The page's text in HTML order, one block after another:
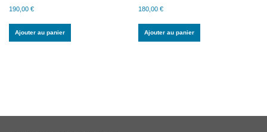
190,00 €
Ajouter au panier
180,00€
Ajouter au panier